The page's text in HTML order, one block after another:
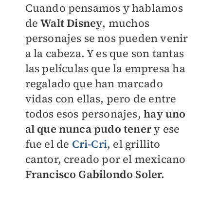
Cuando pensamos y hablamos
deWalt Disney, muchos
personajes se nos pueden venir
a la cabeza. Y es que son tantas
las películas que la empresa ha
regalado que han marcado
vidas con ellas, pero de entre
todos esos personajes, hay uno
al que nunca pudo tenery ese
fue el de Cri-Cri, el grillito
cantor, creado por el mexicano
Francisco Gabilondo Soler.